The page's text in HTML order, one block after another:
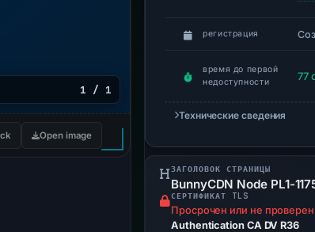
1 / 1
Open image
регистрация
время до первой
недоступности
77
Технические сведения
ЗАГОЛОВОК СТРАНИЦЫ
BunnyCDN Node PL1-
СЕРТИФИКАТ TLS
Просрочен или не проверен
Authentication CA DV R36